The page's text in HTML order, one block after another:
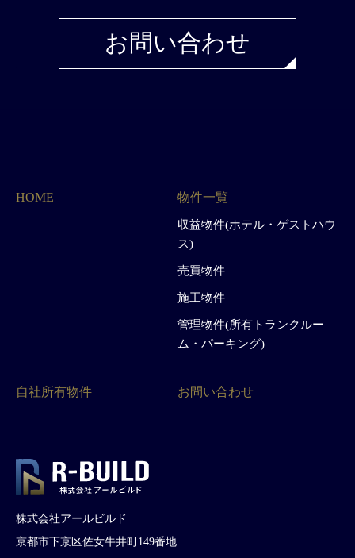
お問い合わせ
HOME 物件一覧
収益物件(ホテル・ゲストハウ
ス)
売買物件
施工物件
管理物件(所有トランクルー
ム・パーキング)
自社所有物件 お問い合わせ
株式会社アールビルド
京都市下京区佐女牛井町149番地